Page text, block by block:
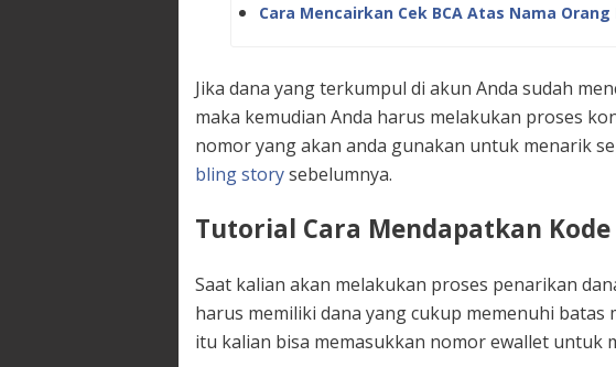
Cara Mencairkan Cek BCA Atas Nama
Jika dana yang terkumpul di akun Anda sudah
maka kemudian Anda harus melakukan proses
nomor yang akan anda gunakan untuk menarik
bling storysebelumnya.
Tutorial Cara Mendapatkan Kode
Saat kalian akan melakukan proses penarikan
harus memiliki dana yang cukup memenuhi
itu kalian bisa memasukkan nomor ewallet untuk